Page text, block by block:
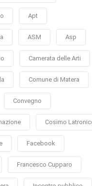
Apt
ASM Asp
Camerata delle Arti
Comune di Matera
Convegno
Cosimo
Facebook
Francesco Cupparo